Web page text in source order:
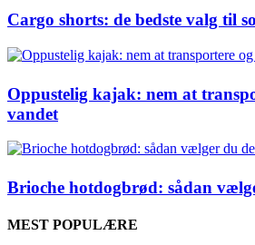
Cargo shorts: de bedste valg til
Oppustelig kajak: nem at
vandet
Brioche hotdogbrød: sådan
MEST POPULÆRE